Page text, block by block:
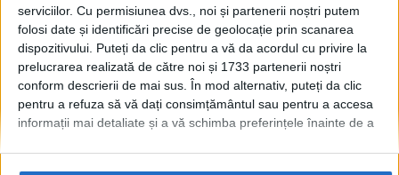
serviciilor. Cu permisiunea dvs., noi și partenerii noștri putem
folosi date și identificări precise de geolocație prin scanarea
dispozitivului. Puteți da clic pentru a vă da acordul cu privire la
prelucrarea realizată de către noi și 1733 partenerii noștri
conform descrierii de mai sus. În mod alternativ, puteți da clic
pentru a refuza să vă dați consimțământul sau pentru a accesa
informații mai detaliate și a vă schimba preferințele înainte de a
© 2020Radio TOP Suceava 104 FM